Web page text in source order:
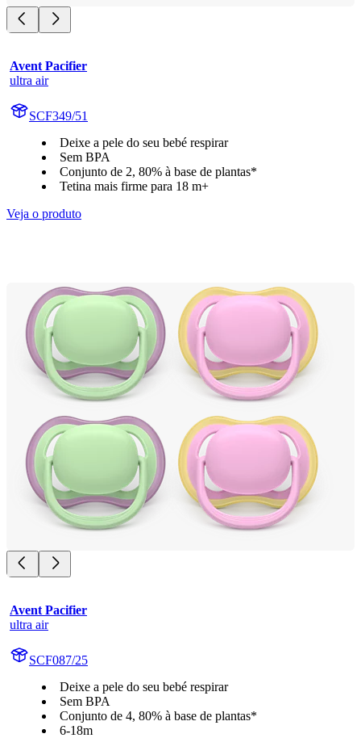
Avent Pacifier
ultra air
SCF349/51
Deixe a pele do seu bebé respirar
Sem BPA
Conjunto de 2, 80% à base de plantas*
Tetina mais firme para 18 m+
Veja o produto
Avent Pacifier
ultra air
SCF087/25
Deixe a pele do seu bebé respirar
Sem BPA
Conjunto de 4, 80% à base de plantas*
6-18m